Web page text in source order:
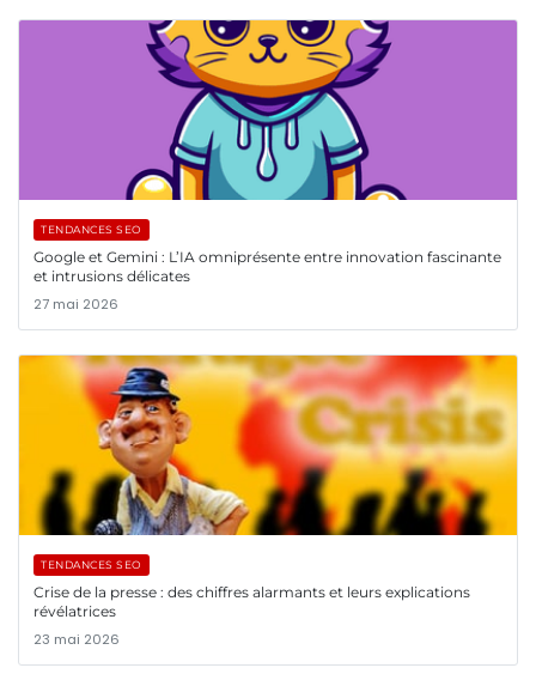
TENDANCES SEO
Google et Gemini : L’IA omniprésente entre innovation fascinante
et intrusions délicates
27 mai 2026
TENDANCES SEO
Crise de la presse : des chiffres alarmants et leurs explications
révélatrices
23 mai 2026